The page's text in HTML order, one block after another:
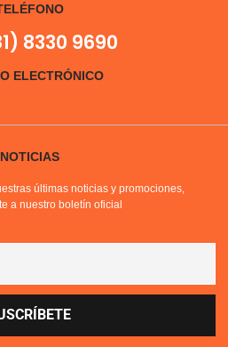
8330 9690
ELECTRÓNICO
NOTICIAS
últimas noticias y promociones,
a nuestro boletín oficial